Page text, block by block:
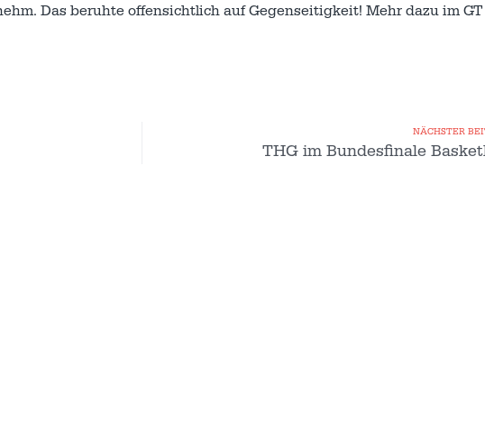
Das beruhte offensichtlich auf Gegenseitigkeit! Mehr dazu im
NÄCHSTER
THG im Bundesfinale